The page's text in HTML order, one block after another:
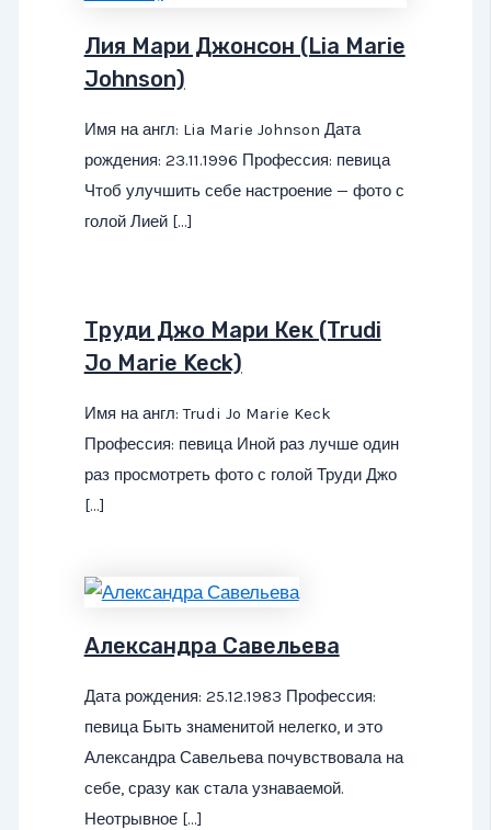
Лия Мари Джонсон (Lia Marie
Johnson)
Имя на англ: Lia Marie Johnson Дата
рождения: 23.11.1996 Профессия: певица
Чтоб улучшить себе настроение — фото с
голой Лией […]
Труди Джо Мари Кек (Trudi
Jo Marie Keck)
Имя на англ: Trudi Jo Marie Keck
Профессия: певица Иной раз лучше один
раз просмотреть фото с голой Труди Джо
[…]
Александра Савельева
Дата рождения: 25.12.1983 Профессия:
певица Быть знаменитой нелегко, и это
Александра Савельева почувствовала на
себе, сразу как стала узнаваемой.
Неотрывное […]